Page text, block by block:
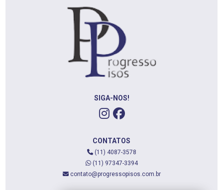
SIGA-NOS!
CONTATOS
(11) 4087-3578
(11) 97347-3394
contato@progressopisos.com.br